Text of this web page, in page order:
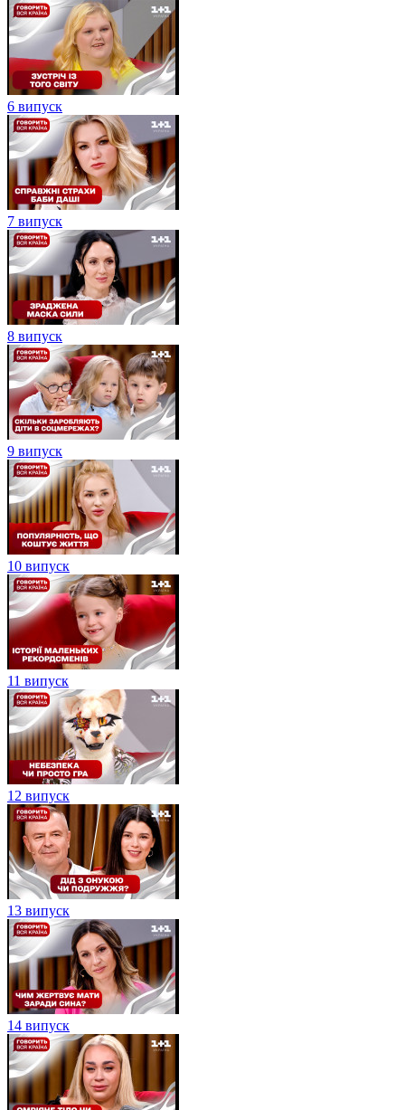
6 випуск
7 випуск
8 випуск
9 випуск
10 випуск
11 випуск
12 випуск
13 випуск
14 випуск